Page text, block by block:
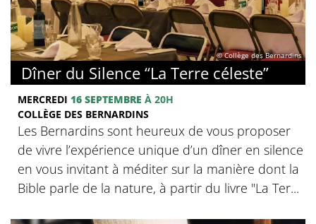
© Collège des Bernardins
Dîner du Silence “La Terre céleste”
MERCREDI 16 SEPTEMBRE À 20H
COLLÈGE DES BERNARDINS
Les Bernardins sont heureux de vous proposer
de vivre l’expérience unique d’un dîner en silence
en vous invitant à méditer sur la manière dont la
Bible parle de la nature, à partir du livre "La Ter...